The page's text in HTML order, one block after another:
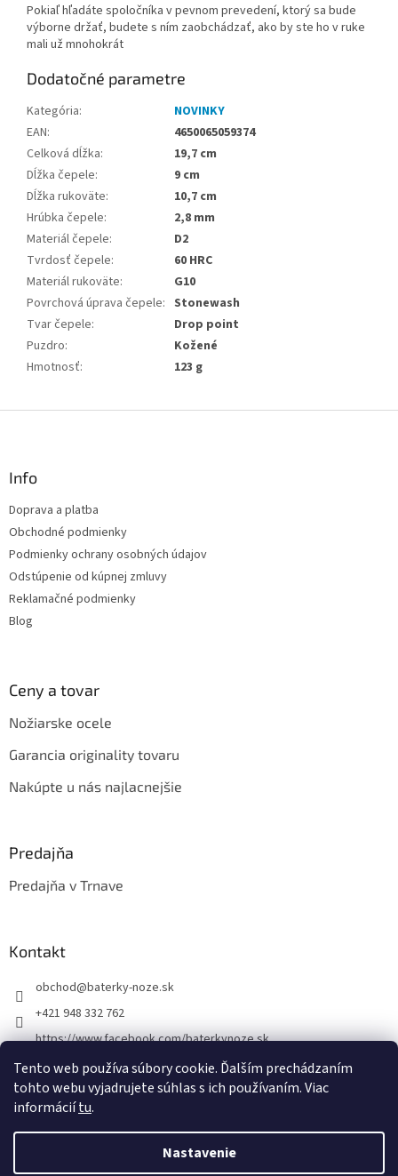
Tento web používa súbory cookie. Ďalším prechádzaním
tohto webu vyjadrujete súhlas s ich používaním. Viac
informáciítu.
Nastavenie
Pokiaľ hľadáte spoločníka v pevnom prevedení, ktorý sa bude
výborne držať, budete s ním zaobchádzať, ako by ste ho v ruke
mali už mnohokrát
Dodatočné parametre
Kategória:
NOVINKY
EAN:
4650065059374
Celková dĺžka:
19,7 cm
Dĺžka čepele:
9 cm
Dĺžka rukoväte:
10,7 cm
Hrúbka čepele:
2,8 mm
Materiál čepele:
D2
Tvrdosť čepele:
60 HRC
Materiál rukoväte:
G10
Povrchová úprava čepele: Stonewash
Tvar čepele:
Drop point
Puzdro:
Kožené
Hmotnosť: 123 g
Info
Doprava a platba
Obchodné podmienky
Podmienky ochrany osobných údajov
Odstúpenie od kúpnej zmluvy
Reklamačné podmienky
Blog
Ceny a tovar
Nožiarske ocele
Garancia originality tovaru
Nakúpte u nás najlacnejšie
Predajňa
Predajňa v Trnave
Kontakt
obchod@baterky-noze.sk
+421 948 332 762
https://www.facebook.com/baterkynoze.sk
/baterkynoze
https://www.youtube.com/@nozebaterky
Vytvoril Shoptet